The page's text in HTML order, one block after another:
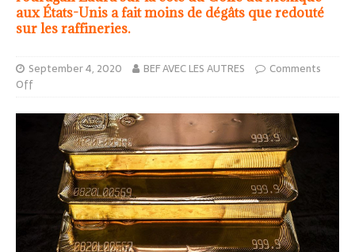
aux États-Unis a fait moins de dégâts que redouté
sur les raffineries.
September 4, 2020 BEF AVEC LES AUTRES
Comments
Off